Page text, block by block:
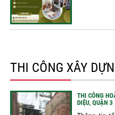
THI CÔNG XÂY
THI CÔNG
DIỆU, QUẬN 3